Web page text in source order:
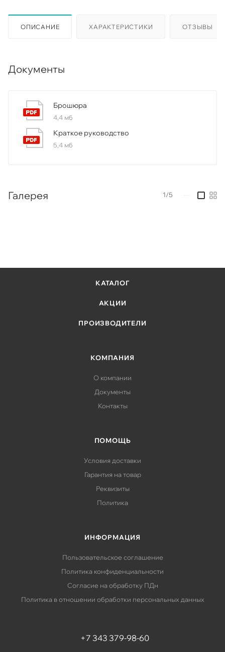
ОПИСАНИЕ ХАРАКТЕРИСТИКИ ОТЗЫВЫ
Документы
Брошюра
4,4 мб
Краткое руководство
5,4 мб
Галерея 1/5
КАТАЛОГ
АКЦИИ
ПРОИЗВОДИТЕЛИ
КОМПАНИЯ
О компании
Документы
Контакты
ПОМОЩЬ
Условия доставки
Гарантия на товар
Реквизиты
Политика
ИНФОРМАЦИЯ
Пользовательское соглашение
Политика конфиденциальности
Согласие на обработку ПДн
Политика в отношении обработки персональных данных
+7 343 379-98-60